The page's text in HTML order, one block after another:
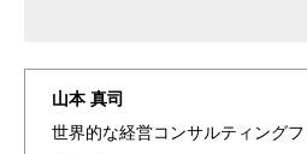
山本 真司
世界的な経営コンサルティング